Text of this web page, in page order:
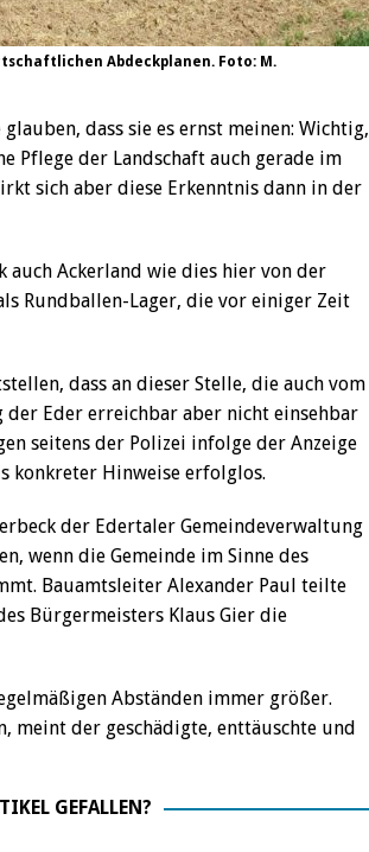
Abdeckplanen. Foto: M.
dass sie es ernst meinen: Wichtig,
Pflege der Landschaft auch gerade im
sich aber diese Erkenntnis dann in der
auch Ackerland wie dies hier von der
Rundballen-Lager, die vor einiger Zeit
dass an dieser Stelle, die auch vom
der Eder erreichbar aber nicht einsehbar
seitens der Polizei infolge der Anzeige
konkreter Hinweise erfolglos.
der Edertaler Gemeindeverwaltung
wenn die Gemeinde im Sinne des
Bauamtsleiter Alexander Paul teilte
Bürgermeisters Klaus Gier die
Abständen immer größer.
meint der geschädigte, enttäuschte und
GEFALLEN?